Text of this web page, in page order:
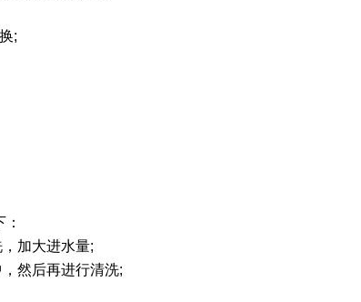
换;
下：
洗，加大进水量;
中，然后再进行清洗;